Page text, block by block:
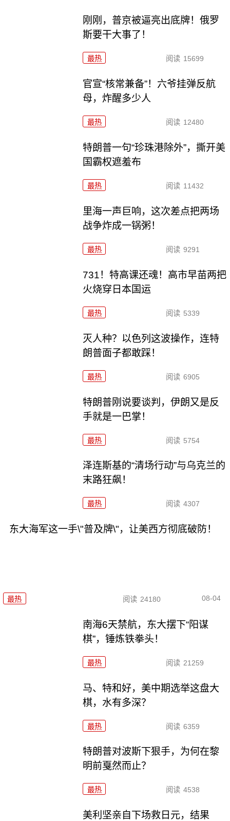
刚刚，普京被逼亮出底牌！俄罗
斯要干大事了！
最热 阅读 15699
官宣“核常兼备”！六爷挂弹反航
母，炸醒多少人
最热 阅读 12480
特朗普一句“珍珠港除外”，撕开美
国霸权遮羞布
最热 阅读 11432
里海一声巨响，这次差点把两场
战争炸成一锅粥！
最热 阅读 9291
731！特高课还魂！高市早苗两把
火烧穿日本国运
最热 阅读 5339
灭人种？以色列这波操作，连特
朗普面子都敢踩！
最热 阅读 6905
特朗普刚说要谈判，伊朗又是反
手就是一巴掌！
最热 阅读 5754
泽连斯基的“清场行动”与乌克兰的
末路狂飙！
最热 阅读 4307
东大海军这一手\"普及牌\"，让美西方彻底破防！
最热 阅读 24180 08-04
南海6天禁航，东大摆下“阳谋
棋”，锤炼铁拳头！
最热 阅读 21259
马、特和好，美中期选举这盘大
棋，水有多深？
最热 阅读 6359
特朗普对波斯下狠手，为何在黎
明前戛然而止？
最热 阅读 4538
美利坚亲自下场救日元，结果